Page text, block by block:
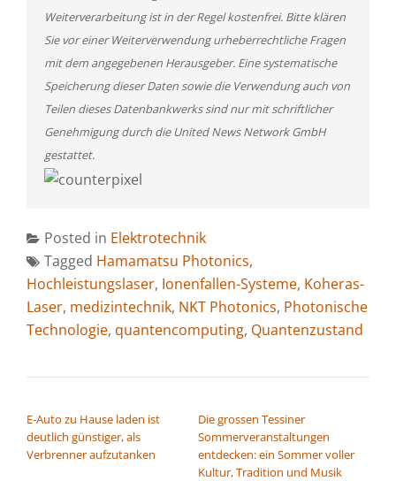
Weiterverarbeitung ist in der Regel kostenfrei. Bitte klären
Sie vor einer Weiterverwendung urheberrechtliche Fragen
mit dem angegebenen Herausgeber. Eine systematische
Speicherung dieser Daten sowie die Verwendung auch von
Teilen dieses Datenbankwerks sind nur mit schriftlicher
Genehmigung durch die United News Network GmbH
gestattet.
Posted in Elektrotechnik
Tagged Hamamatsu Photonics,
Hochleistungslaser, Ionenfallen-Systeme, Koheras-
Laser, medizintechnik, NKT Photonics, Photonische
Technologie, quantencomputing, Quantenzustand
E-Auto zu Hause laden ist
deutlich günstiger, als
Verbrenner aufzutanken
Die grossen Tessiner
Sommerveranstaltungen
entdecken: ein Sommer voller
Kultur, Tradition und Musik